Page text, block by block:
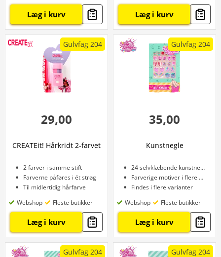
Læg i kurv Læg i kurv
Gulvfag 204
29,00
CREATEit! Hårkridt 2-farvet
2 farver i samme stift
Farverne påføres i ét strøg
Til midlertidig hårfarve
Webshop
Fleste butikker
Læg i kurv
Gulvfag 204
35,00
Kunstnegle
24 selvklæbende kunstnegle
Farverige motiver i flere stilarter
Findes i flere varianter
Webshop
Fleste butikker
Læg i kurv
Gulvfag 204 Gulvfag 204